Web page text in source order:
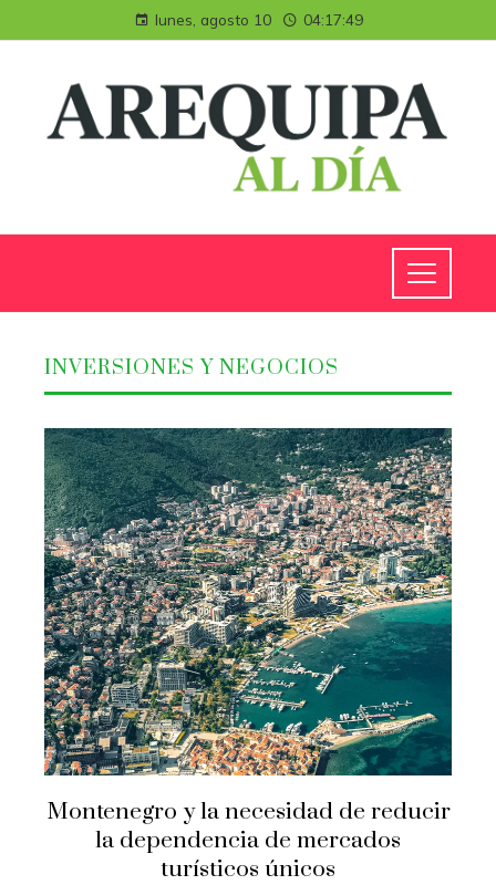
lunes, agosto 10 04:17:51
INVERSIONES Y NEGOCIOS
Montenegro y la necesidad de reducir
la dependencia de mercados
turísticos únicos